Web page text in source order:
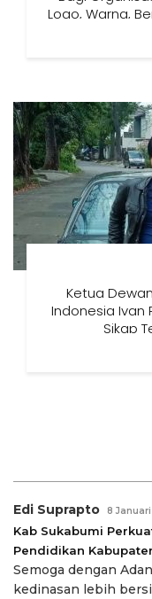
Logo, Warna,
Ketua
Indonesia Ivan
Sikap
Edi Suprapto 8
Kab Sukabumi
Pendidikan
Semoga dengan
kedinasan lebih